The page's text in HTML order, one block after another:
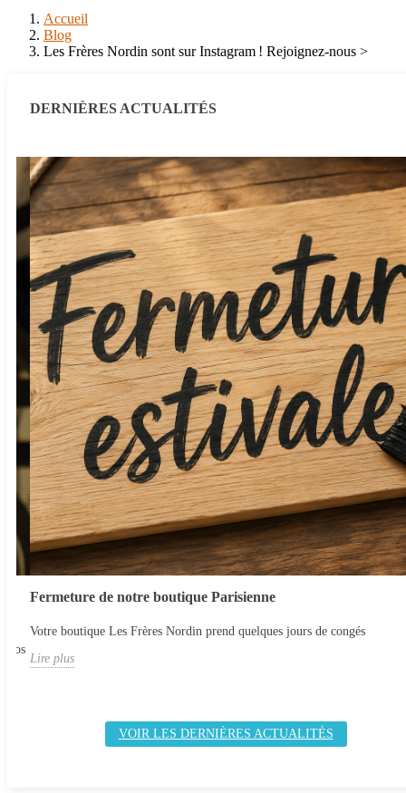
Accueil
Blog
Les Frères Nordin sont sur Instagram ! Rejoignez-nous >
DERNIÈRES ACTUALITÉS
nos
Fermeture de notre boutique Parisienne
Votre boutique Les Frères Nordin prend quelques jours de congés
Lire plus
VOIR LES DERNIÈRES ACTUALITÉS